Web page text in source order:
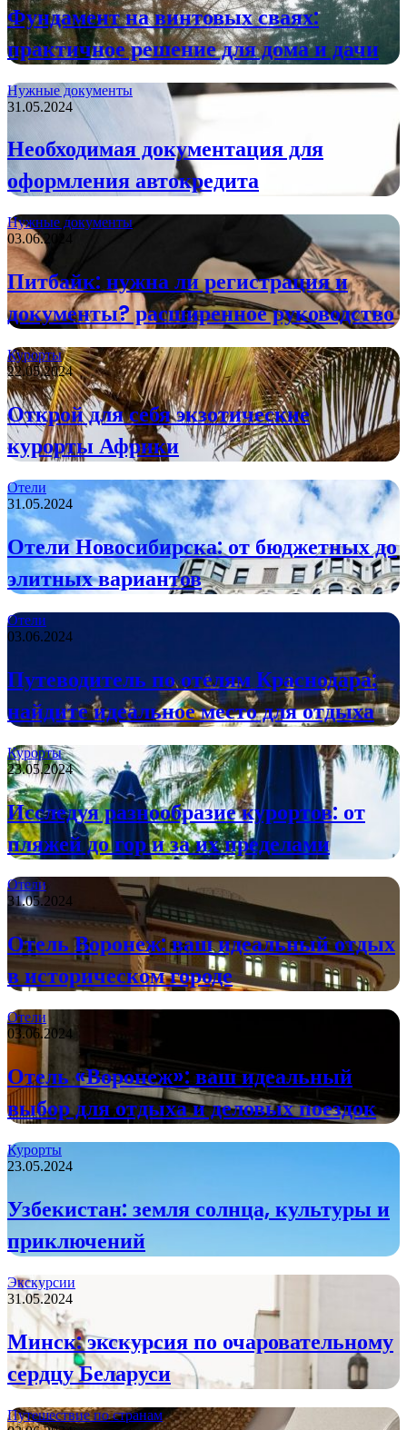
Фундамент на винтовых сваях:
практичное решение для дома и дачи
Нужные документы
31.05.2024
Необходимая документация для
оформления автокредита
Нужные документы
03.06.2024
Питбайк: нужна ли регистрация и
документы? расширенное руководство
Курорты
22.05.2024
Открой для себя экзотические
курорты Африки
Отели
31.05.2024
Отели Новосибирска: от бюджетных до
элитных вариантов
Отели
03.06.2024
Путеводитель по отелям Краснодара:
найдите идеальное место для отдыха
Курорты
23.05.2024
Исследуя разнообразие курортов: от
пляжей до гор и за их пределами
Отели
31.05.2024
Отель Воронеж: ваш идеальный отдых
в историческом городе
Отели
03.06.2024
Отель «Воронеж»: ваш идеальный
выбор для отдыха и деловых поездок
Курорты
23.05.2024
Узбекистан: земля солнца, культуры и
приключений
Экскурсии
31.05.2024
Минск: экскурсия по очаровательному
сердцу Беларуси
Путешествие по странам